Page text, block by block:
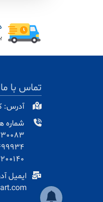
تماس با ما
آدرس:
شماره
ایمیل